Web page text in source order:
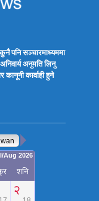
सञ्चारमाध्यममा
अनुमति लिनु
कार्वाही हुने